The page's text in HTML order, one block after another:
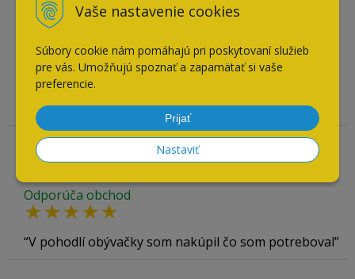
Vaše nastavenie cookies
Súbory cookie nám pomáhajú pri poskytovaní služieb
pre vás. Umožňujú spoznať a zapamätať si vaše
preferencie.
Prijať
Nastaviť
Overený zákazník
Odporúča obchod
všetko ok
Overený zákazník
Odporúča obchod
V pohodlí obývačky som nakúpil čo som potreboval